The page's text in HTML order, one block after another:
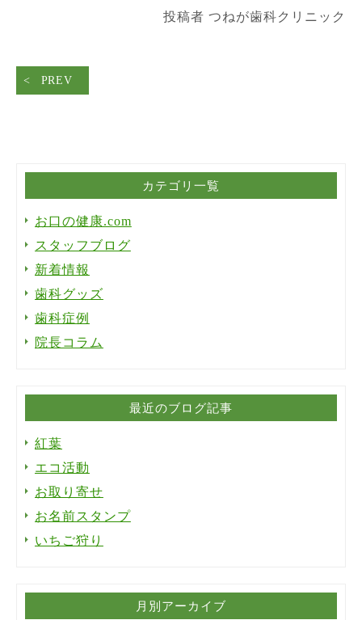
投稿者 つねが歯科クリニック
PREV
カテゴリ一覧
お口の健康.com
スタッフブログ
新着情報
歯科グッズ
歯科症例
院長コラム
最近のブログ記事
紅葉
エコ活動
お取り寄せ
お名前スタンプ
いちご狩り
月別アーカイブ